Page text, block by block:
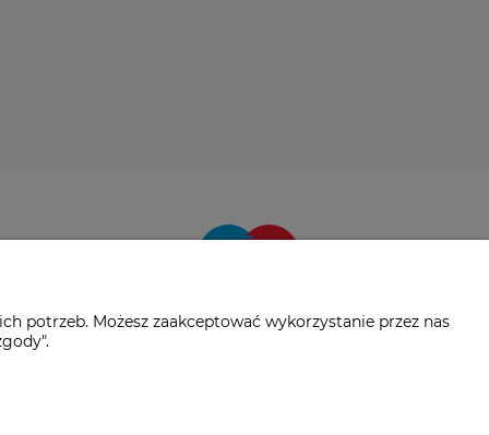
potrzeb. Możesz zaakceptować wykorzystanie przez nas